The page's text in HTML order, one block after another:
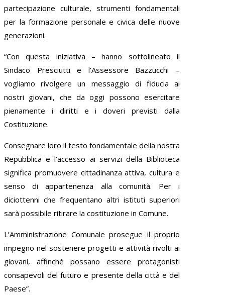
partecipazione culturale, strumenti fondamentali
per la formazione personale e civica delle nuove
generazioni.
“Con questa iniziativa – hanno sottolineato il
Sindaco Presciutti e l’Assessore Bazzucchi –
vogliamo rivolgere un messaggio di fiducia ai
nostri giovani, che da oggi possono esercitare
pienamente i diritti e i doveri previsti dalla
Costituzione.
Consegnare loro il testo fondamentale della nostra
Repubblica e l’accesso ai servizi della Biblioteca
significa promuovere cittadinanza attiva, cultura e
senso di appartenenza alla comunità. Per i
diciottenni che frequentano altri istituti superiori
sarà possibile ritirare la costituzione in Comune.
L’Amministrazione Comunale prosegue il proprio
impegno nel sostenere progetti e attività rivolti ai
giovani, affinché possano essere protagonisti
consapevoli del futuro e presente della città e del
Paese”.